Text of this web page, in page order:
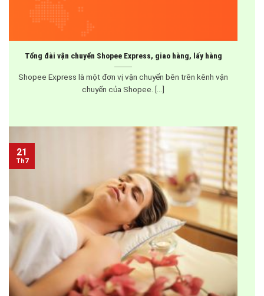
Tổng ​đài vận chuyển Shopee Express, giao hàng, lấy hàng
Shopee Express là một ​đơn vị vận chuyển bên trên kênh vận
chuyển của Shopee. [...]
21
Th7